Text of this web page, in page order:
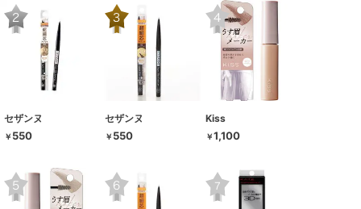
セザンヌ
￥ 550
セザンヌ
￥ 550
Kiss
￥1,100